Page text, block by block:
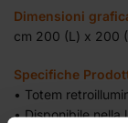
Dimensioni
cm 200 (L) x 200
Specifiche
• Totem
• Disponibile